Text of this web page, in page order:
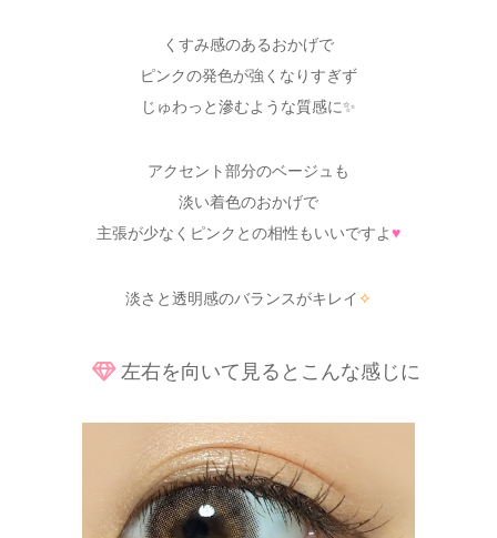
くすみ感のあるおかげで
ピンクの発色が強くなりすぎず
じゅわっと滲むような質感に✨
アクセント部分のベージュも
淡い着色のおかげで
主張が少なくピンクとの相性もいいですよ♥
淡さと透明感のバランスがキレイ✧
左右を向いて見るとこんな感じに